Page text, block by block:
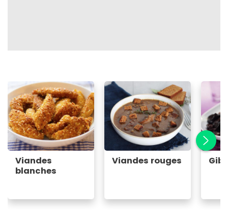
Viandes
blanches
Viandes rouges